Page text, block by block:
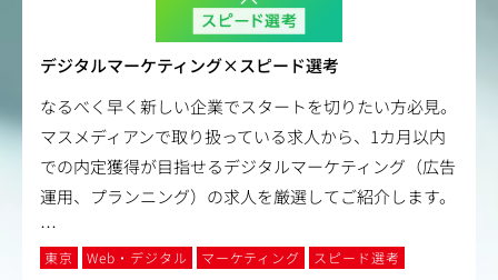
デジタルマーケティング×スピード選考
なるべく早く新しい企業でスタートを切りたい方必見。
マスメディアンで取り扱っている求人から、1カ月以内
での内定獲得が目指せるデジタルマーケティング（広告
運用、プランニング）の求人を厳選してご紹介します。
…
東京 Web・デジタル マーケティング スピード選考